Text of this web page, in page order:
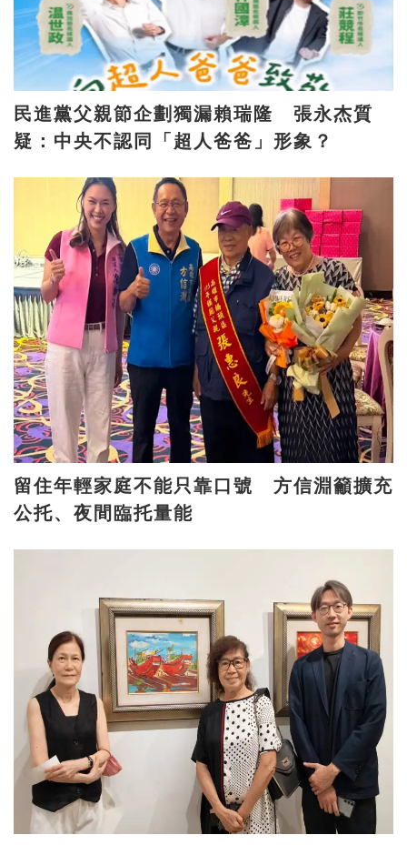
民進黨父親節企劃獨漏賴瑞隆 張永杰質
疑：中央不認同「超人爸爸」形象？
留住年輕家庭不能只靠口號 方信淵籲擴充
公托、夜間臨托量能